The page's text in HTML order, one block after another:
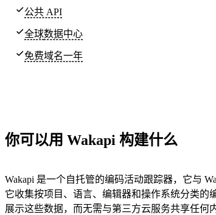
公共 API
全球数据中心
免费域名一年
你可以用 Wakapi 构建什么
Wakapi 是一个自托管的编码活动跟踪器，它与
它收集按项目、语言、编辑器和操作系统分类的
展示这些数据，而无需与第三方云服务共享任何